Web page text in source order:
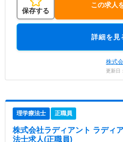
保存する
この求人
詳細を見
株式
更新日
理学療法士 正職員
株式会社ラディアント ラディ
法士求人(正職員)